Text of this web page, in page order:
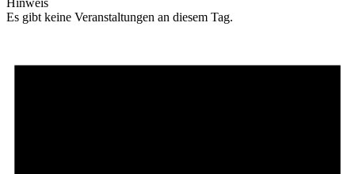
Es gibt keine Veranstaltungen an diesem Tag.